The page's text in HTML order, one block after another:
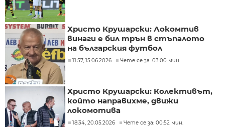
Христо Крушарски: Локомтив
винаги е бил трън в стъпалото
на българския футбол
11:57, 15.06.2026 Чете се за: 03:00 мин.
Христо Крушарски: Колективът,
който направихме, движи
локомотива
18:34, 20.05.2026 Чете се за: 00:52 мин.